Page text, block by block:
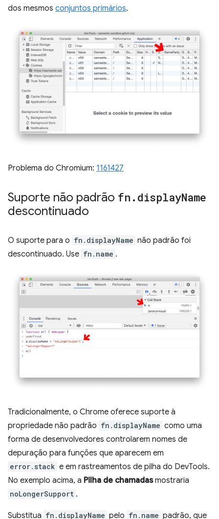
dos mesmos conjuntos primários.
Problema do Chromium: 1161427
Suporte não padrão fn . displayName
descontinuado
O suporte para o fn.displayName não padrão foi
descontinuado. Use fn.name .
Tradicionalmente, o Chrome oferece suporte à
propriedade não padrão fn.displayName como uma
forma de desenvolvedores controlarem nomes de
depuração para funções que aparecem em
error.stack e em rastreamentos de pilha do DevTools.
No exemplo acima, a Pilha de chamadasmostraria
noLongerSupport .
Substitua fn.displayName pelo fn.name padrão, que